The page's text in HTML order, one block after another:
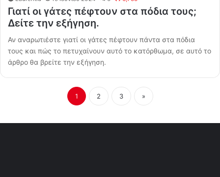
Γιατί οι γάτες πέφτουν στα πόδια τους;
Δείτε την εξήγηση.
Αν αναρωτιέστε γιατί οι γάτες πέφτουν πάντα στα πόδια
τους και πώς το πετυχαίνουν αυτό το κατόρθωμα, σε αυτό το
άρθρο θα βρείτε την εξήγηση.
1 2 3 »